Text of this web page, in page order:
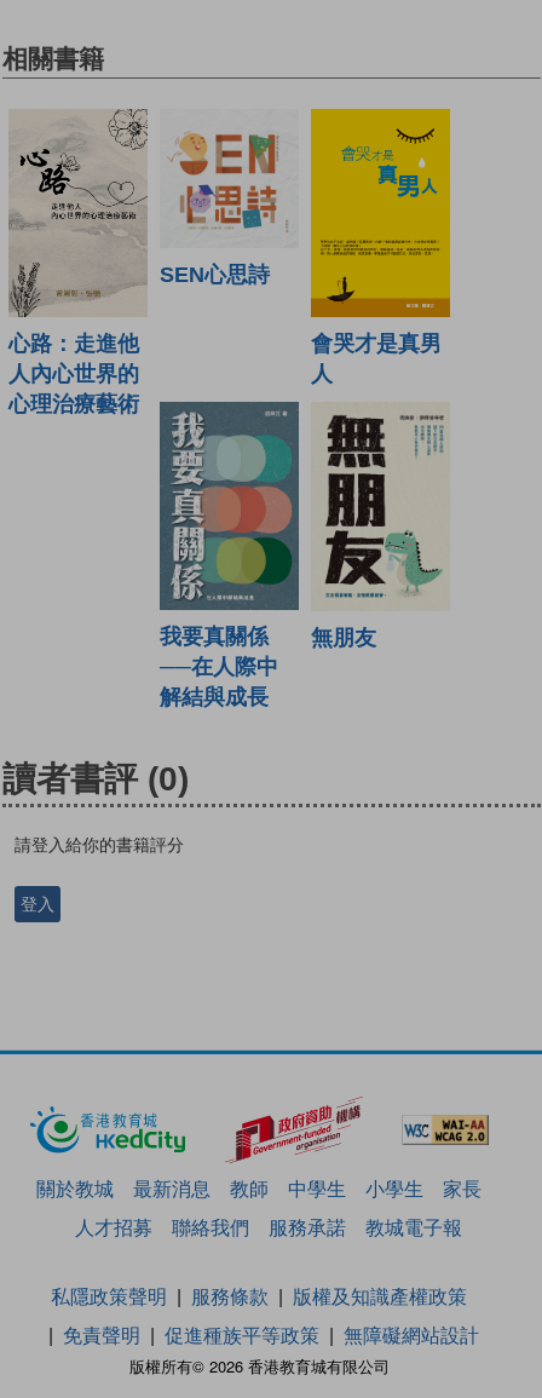
相關書籍
心路：走進他
人內心世界的
心理治療藝術
SEN心思詩
會哭才是真男
人
我要真關係
──在人際中
解結與成長
無朋友
讀者書評 (0)
請登入給你的書籍評分
登入
關於教城 最新消息 教師 中學生 小學生
家長
人才招募
聯絡我們 服務承諾 教城電子報
版權所有© 2026 香港教育城有限公司
私隱政策聲明 服務條款
版權及知識產權政策
免責聲明
促進種族平等政策 無障礙網站設計